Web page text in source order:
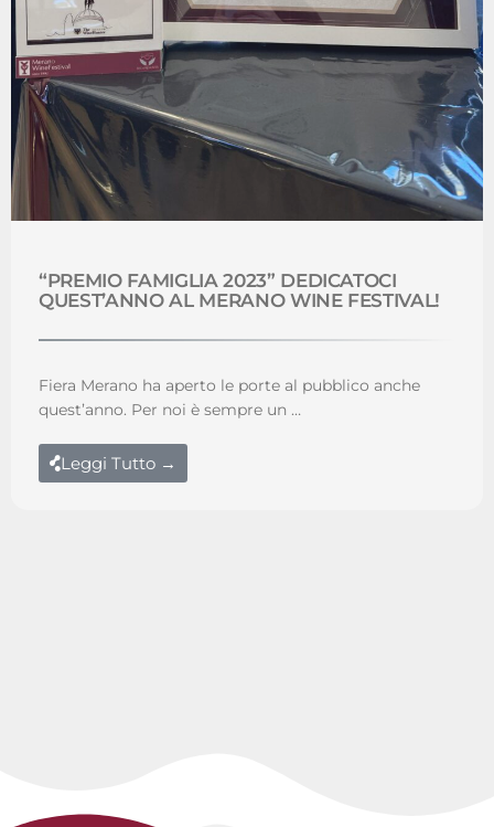
“PREMIO FAMIGLIA 2023” DEDICATOCI
QUEST’ANNO AL MERANO WINE FESTIVAL!
Fiera Merano ha aperto le porte al pubblico anche
quest’anno. Per noi è sempre un …
Leggi Tutto →